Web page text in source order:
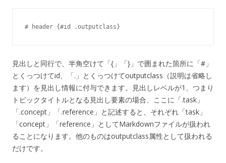
# header {#id .outputclass}
見出しと同行で、半角空けて「{」「}」で囲まれた箇所に「#」
とくっつけてid、「.」とくっつけてoutputclass（説明は省略し
ます）を見出し情報に付与できます。見出しレベルが1、つまり
トピックタイトルとなる見出し要素の場合、ここに「.task」
「.concept」「.reference」と記述すると、それぞれ「task」
「concept」「reference」としてMarkdownファイルが扱われ
ることになります。他のものはoutputclass属性として扱われる
だけです。